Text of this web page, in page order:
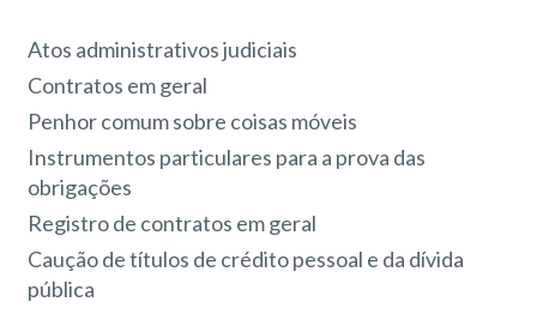
Atos administrativos judiciais
Contratos em geral
Penhor comum sobre coisas móveis
Instrumentos particulares para a prova das
obrigações
Registro de contratos em geral
Caução de títulos de crédito pessoal e da dívida
pública